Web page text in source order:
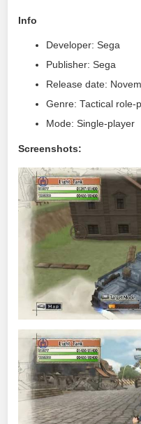
Info
Developer: Sega
Publisher: Sega
Release date:
Genre: Tactical role-
Mode: Single-player
Screenshots: